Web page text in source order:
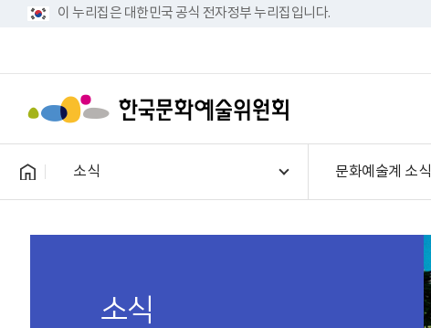
이 누리집은 대한민국 공식 전자정부 누리집입니다.
소식 문화예술계 소식
소식